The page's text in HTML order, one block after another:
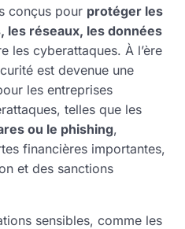
conçus pour protéger les
réseaux, les données
les cyberattaques. À l’ère
est devenue une
les entreprises
telles que les
ou le phishing,
financières importantes,
et des sanctions
sensibles, comme les